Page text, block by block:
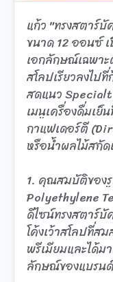
แก้ว "ทรงสตาร์
ขนาด 12 ออนซ์
เอกลักษณ์เฉพาะ
สโลปเรียวลงไป
สดแนว
เมนูเครื่องดื่มเย็
กาแฟเดอร์ตี
หรือน้ำผลไม้สกัด
1. คุณสมบัติของ
Polyethylene
ดีไซน์ทรงสตาร์
โค้งเว้าสโลปที่
พรีเมียมและได้
ลักษณ์ของแบรน